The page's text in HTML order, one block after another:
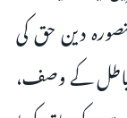
دین حق کی
و باطل کے وصف،